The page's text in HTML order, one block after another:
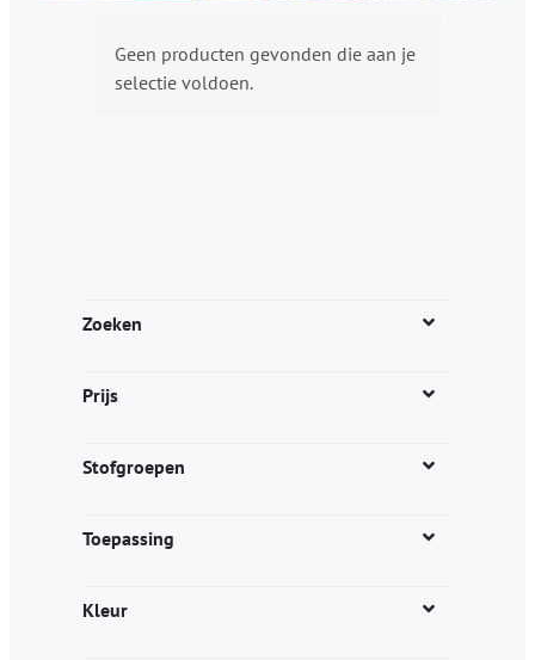
Zoeken
Prijs
Stofgroepen
Toepassing
Kleur
Geen producten gevonden die aan je
selectie voldoen.